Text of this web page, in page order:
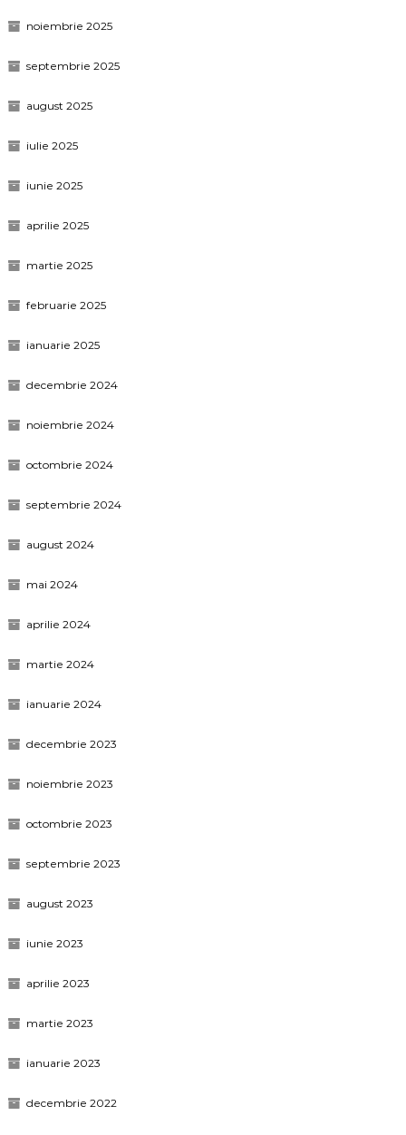
noiembrie 2025
septembrie 2025
august 2025
iulie 2025
iunie 2025
aprilie 2025
martie 2025
februarie 2025
ianuarie 2025
decembrie 2024
noiembrie 2024
octombrie 2024
septembrie 2024
august 2024
mai 2024
aprilie 2024
martie 2024
ianuarie 2024
decembrie 2023
noiembrie 2023
octombrie 2023
septembrie 2023
august 2023
iunie 2023
aprilie 2023
martie 2023
ianuarie 2023
decembrie 2022